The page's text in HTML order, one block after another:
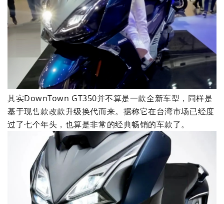
其实DownTown GT350并不算是一款全新车型，同样是
基于现售款改款升级换代而来。据称它在台湾市场已经度
过了七个年头，也算是非常的经典畅销的车款了。